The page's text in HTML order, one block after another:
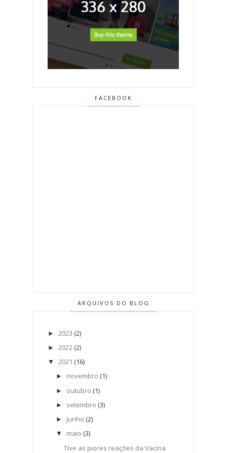
FACEBOOK
ARQUIVOS DO BLOG
► 2023 (2)
► 2022 (2)
▼ 2021 (16)
► novembro (1)
► outubro (1)
► setembro (3)
► junho (2)
▼ maio (3)
Tive as piores reações da Vacina